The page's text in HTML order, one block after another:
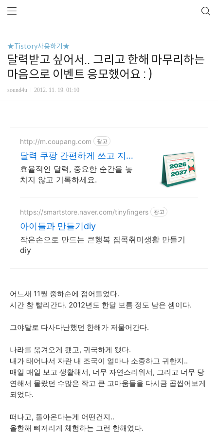
★Tistory사용하기★
달력받고 싶어서.. 그리고 한해 마무리하는
마음으로 이벤트 응모했어요 : )
sound4u 2012. 11. 19. 01:10
http://m.coupang.com 광고
달력 쿠팡 간편하게 쓰고 지우
는 기록
효율적인 달력, 중요한 순간을 놓
치지 않고 기록하세요.
https://smartstore.naver.com/tinyfingers 광고
아이들과 만들기diy
작은손으로 만드는 큰행복 집콕취미생활 만들기
diy
어느새 11월 중하순에 접어들었다.
시간 참 빨리간다. 2012년도 한달 보름 정도 남은 셈이다.
그야말로 다사다난했던 한해가 저물어간다.
나라를 옮겨오게 됐고, 귀국하게 됐다.
내가 태어나서 자란 내 조국이 얼마나 소중하고 귀한지..
매일 매일 보고 생활해서, 너무 자연스러워서, 그리고 너무 당
연해서 몰랐던 수많은 작고 큰 고마움들을 다시금 곱씹어보게
되었다.
떠나고, 돌아온다는게 어떤건지..
올한해 뼈져리게 체험하는 그런 한해였다.